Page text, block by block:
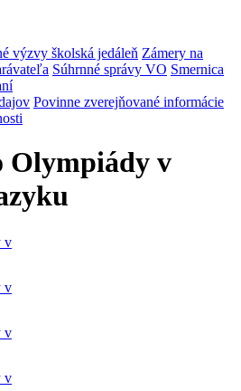
výzvy školská jedáleň Zámery na
Súhrnné správy VO Smernica
Povinne zverejňované informácie
Olympiády v